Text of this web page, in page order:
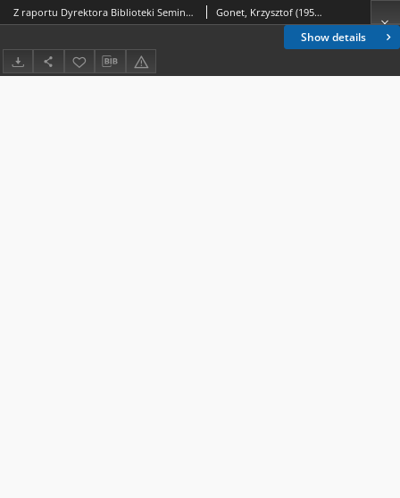
Show details
Z raportu Dyrektora Biblioteki Seminaryjnej w Warszawie w sprawie kradzieży map z atlasów z XVII w. dokonanej w bibliotece w dniu 10 września1996 roku Gonet, Krzysztof (1957- )